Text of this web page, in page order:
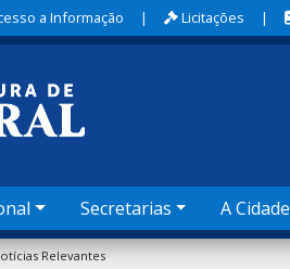
a Informação | Licitações |
Secretarias A Cidade
Relevantes